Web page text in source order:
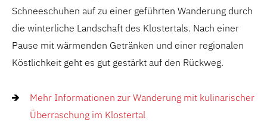
Schneeschuhen auf zu einer geführten Wanderung durch
die winterliche Landschaft des Klostertals. Nach einer
Pause mit wärmenden Getränken und einer regionalen
Köstlichkeit geht es gut gestärkt auf den Rückweg.
Mehr Informationen zur Wanderung mit kulinarischer
Überraschung im Klostertal